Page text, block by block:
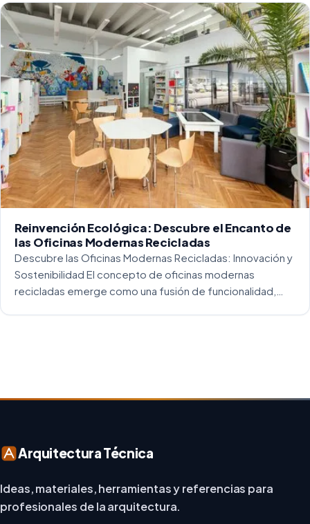
Reinvención Ecológica: Descubre el Encanto de
las Oficinas Modernas Recicladas
Descubre las Oficinas Modernas Recicladas: Innovación y
Sostenibilidad El concepto de oficinas modernas
recicladas emerge como una fusión de funcionalidad,
Arquitectura Técnica
Ideas, materiales, herramientas y referencias para
profesionales de la arquitectura.